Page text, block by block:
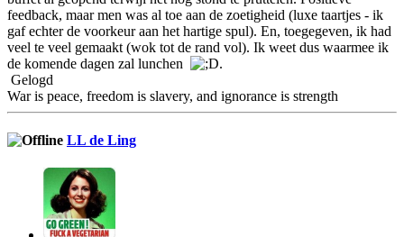
feedback, maar men was al toe aan de zoetigheid (luxe taartjes - ik
gaf echter de voorkeur aan het hartige spul). En, toegegeven, ik had
veel te veel gemaakt (wok tot de rand vol). Ik weet dus waarmee ik
de komende dagen zal lunchen
.
Gelogd
War is peace, freedom is slavery, and ignorance is strength
LL de Ling